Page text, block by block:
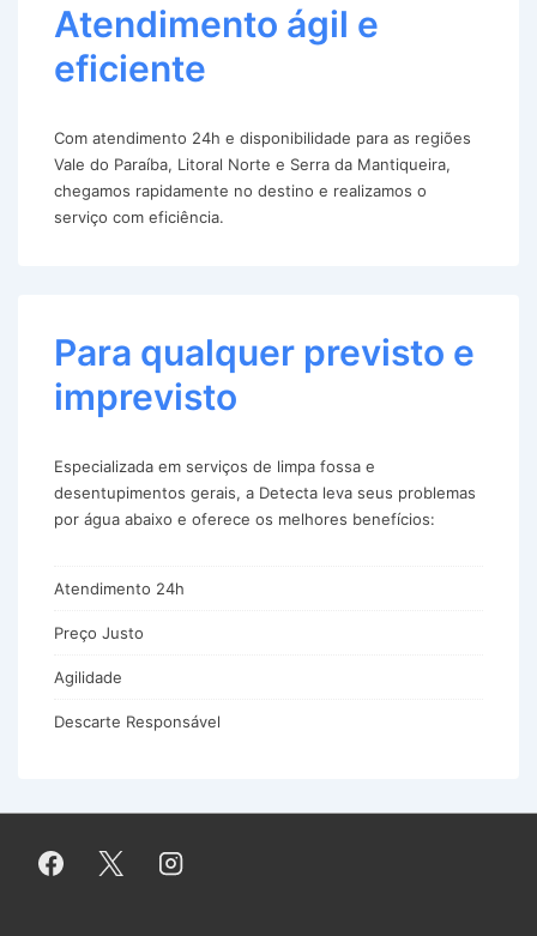
Atendimento ágil e
eficiente
Com atendimento 24h e disponibilidade para as regiões
Vale do Paraíba, Litoral Norte e Serra da Mantiqueira,
chegamos rapidamente no destino e realizamos o
serviço com eficiência.
Para qualquer previsto e
imprevisto
Especializada em serviços de limpa fossa e
desentupimentos gerais, a Detecta leva seus problemas
por água abaixo e oferece os melhores benefícios:
Atendimento 24h
Preço Justo
Agilidade
Descarte Responsável